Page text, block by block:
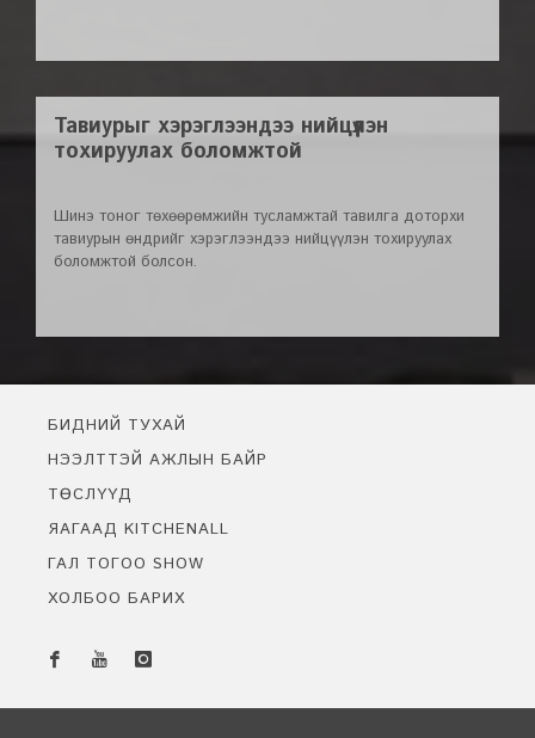
Тавиурыг хэрэглээндээ нийцүүлэн
тохируулах боломжтой
Шинэ тоног төхөөрөмжийн тусламжтай тавилга доторхи
тавиурын өндрийг хэрэглээндээ нийцүүлэн тохируулах
боломжтой болсон.
БИДНИЙ ТУХАЙ
НЭЭЛТТЭЙ АЖЛЫН БАЙР
ТӨСЛҮҮД
ЯАГААД KITCHENALL
ГАЛ ТОГОО SHOW
ХОЛБОО БАРИХ